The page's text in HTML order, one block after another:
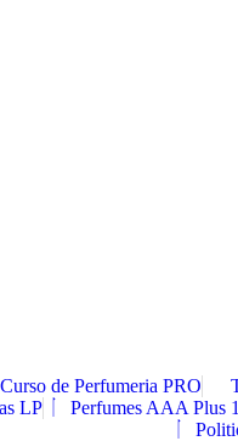
Curso de Perfumeria PRO
LP
Perfumes AAA Plus